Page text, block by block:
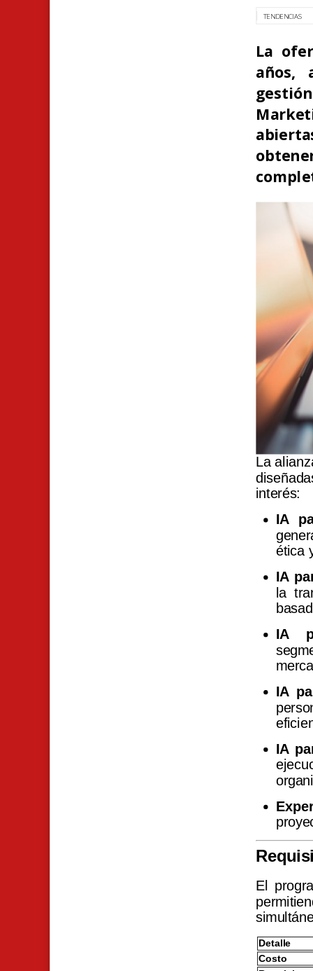
TENDENCIAS
La
años,
La
interés:
IA
ética
IA
la
IA
IA
IA
El
Detalle
Costo